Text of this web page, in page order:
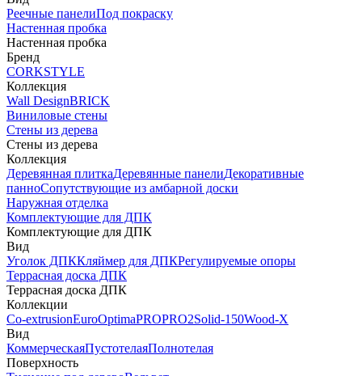
Реечные панелиПод покраску
Настенная пробка
Настенная пробка
Бренд
CORKSTYLE
Коллекция
Wall DesignBRICK
Виниловые стены
Стены из дерева
Стены из дерева
Коллекция
Деревянная плиткаДеревянные панелиДекоративные
панноСопутствующие из амбарной доски
Наружная отделка
Комплектующие для ДПК
Комплектующие для ДПК
Вид
Уголок ДПККляймер для ДПКРегулируемые опоры
Террасная доска ДПК
Террасная доска ДПК
Коллекции
Co-extrusionEuroOptimaPROPRO2Solid-150Wood-X
Вид
КоммерческаяПустотелаяПолнотелая
Поверхность